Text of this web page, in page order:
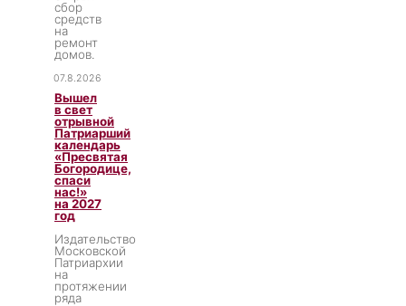
сбор
средств
на
ремонт
домов.
07.8.2026
Вышел
в свет
отрывной
Патриарший
календарь
«Пресвятая
Богородице,
спаси
нас!»
на 2027
год
Издательство
Московской
Патриархии
на
протяжении
ряда